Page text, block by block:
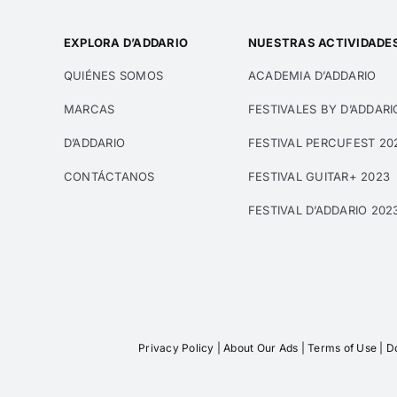
EXPLORA D’ADDARIO
QUIÉNES SOMOS
MARCAS
D’ADDARIO
CONTÁCTANOS
NUESTRAS
ACADEMIA D’ADDARIO
FESTIVALES BY
FESTIVAL PERCUFEST
FESTIVAL GUITAR+ 2023
FESTIVAL D’ADDARIO
Privacy Policy |About Our Ads |Terms of Use